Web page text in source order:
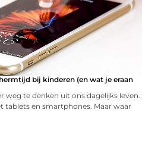
bij kinderen (en wat je eraan
weg te denken uit ons dagelijks leven.
tablets en smartphones. Maar waar